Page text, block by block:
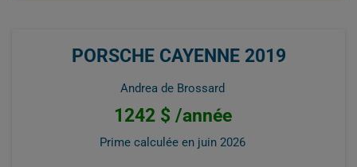
PORSCHE CAYENNE 2019
Andrea de Brossard
1242 $ /année
Prime calculée en juin 2026